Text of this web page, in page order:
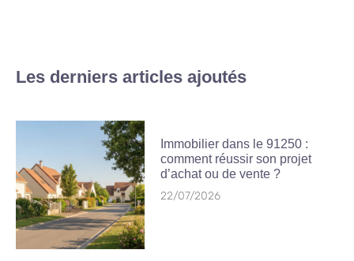
Les derniers articles ajoutés
Immobilier dans le 91250 :
comment réussir son projet
d’achat ou de vente ?
22/07/2026